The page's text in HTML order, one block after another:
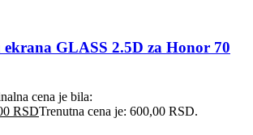
GLASS 2.5D za Honor 70
cena je bila:
RSDTrenutna cena je: 600,00 RSD.